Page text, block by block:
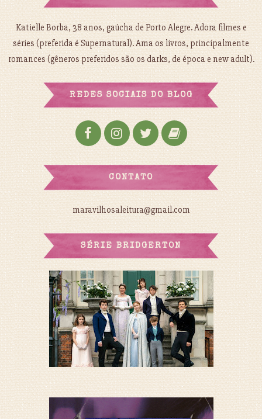
Katielle Borba, 38 anos, gaúcha de Porto Alegre. Adora filmes e
séries (preferida é Supernatural). Ama os livros, principalmente
romances (gêneros preferidos são os darks, de época e new adult).
REDES SOCIAIS DO BLOG
CONTATO
maravilhosaleitura@gmail.com
SÉRIE BRIDGERTON